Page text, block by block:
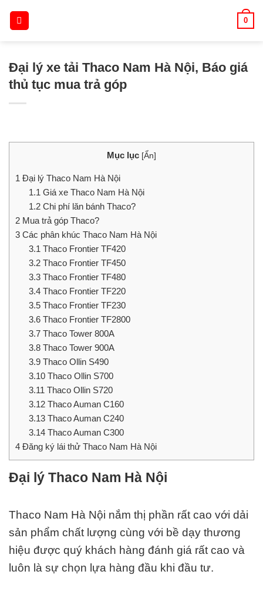
0
Đại lý xe tải Thaco Nam Hà Nội, Báo giá
thủ tục mua trả góp
Mục lục [Ẩn]
1 Đại lý Thaco Nam Hà Nội
1.1 Giá xe Thaco Nam Hà Nội
1.2Chi phí lăn bánh Thaco?
2 Mua trả góp Thaco?
3 Các phân khúc Thaco Nam Hà Nội
3.1 Thaco Frontier TF420
3.2Thaco Frontier TF450
3.3Thaco Frontier TF480
3.4Thaco Frontier TF220
3.5Thaco Frontier TF230
3.6Thaco Frontier TF2800
3.7Thaco Tower 800A
3.8Thaco Tower 900A
3.9Thaco Ollin S490
3.10Thaco Ollin S700
3.11 Thaco Ollin S720
3.12Thaco Auman C160
3.13Thaco Auman C240
3.14Thaco Auman C300
4 Đăng ký lái thử Thaco Nam Hà Nội
Đại lý Thaco Nam Hà Nội
Thaco Nam Hà Nội nắm thị phần rất cao với dải
sản phẩm chất lượng cùng với bề dạy thương
hiệu được quý khách hàng đánh giá rất cao và
luôn là sự chọn lựa hàng đầu khi đầu tư.